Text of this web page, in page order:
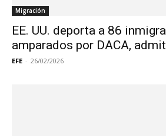
Migración
EE. UU. deporta a 86
amparados por DACA,
EFE - 26/02/2026